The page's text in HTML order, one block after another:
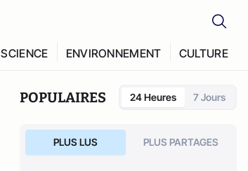
SCIENCE ENVIRONNEMENT CULTURE
POPULAIRES 24 Heures 7 Jours
PLUS LUS PLUS PARTAGES